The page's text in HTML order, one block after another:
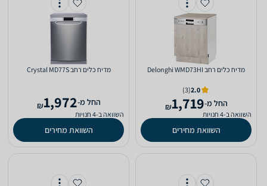
מדיח כלים ‏רחב Delonghi WMD73HI
2.0
(3)
‫החל מ-1,719
₪
השוואה ב-4 חנויות
השוואת מחירים
מדיח כלים ‏רחב Crystal MD77S
‫החל מ-1,972
₪
השוואה ב-4 חנויות
השוואת מחירים